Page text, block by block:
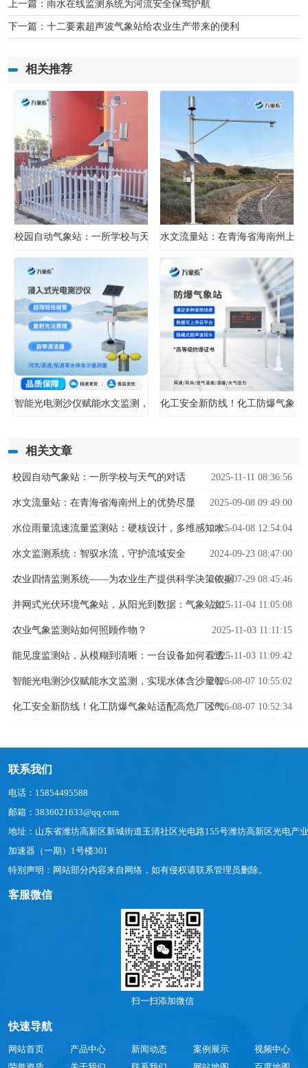
上一篇： 雨水在线监测系统为河流安全保驾护航
下一篇： 十二要素超声波气象站给农业生产带来的便利
相关推荐
校园自动气象站：一所学校与天气的对话水文流量站：在青海省海南州上的
智能光电测沙仪赋能水文监测，实现水体含沙量智能精准管控
化工安全新防线！化工防爆气象
相关文章
校园自动气象站：一所学校与天气的对话 2025-11-11 08:36:56
水文流量站：在青海省海南州上的优势尽显 2025-09-08 09:49:00
水位雨量流速流量监测站：硬核设计，多维感知水文变化
2025-04-08 12:54:04
水文监测系统：智驭水流，守护流域安全 2024-09-23 08:47:00
农业四情监测系统——为农业生产提供科学决策依据2024-07-29 08:45:46
并网式光伏环境气象站，从阳光到数据：气象站如何解码光伏发电密码？
2025-11-04 11:05:08
农业气象监测站如何照顾作物？ 2025-11-03 11:11:15
能见度监测站，从模糊到清晰：一台设备如何看透迷雾中的危险
2025-11-03 11:09:42
智能光电测沙仪赋能水文监测，实现水体含沙量智能精准管控
2026-08-07 10:55:02
化工安全新防线！化工防爆气象站适配高危厂区气象监测
2026-08-07 10:52:34
联系我们
电话：15854495588
邮箱：3836021633@qq.com
地址：山东省潍坊高新区新城街道玉清社区光电路155号潍坊高新区光电产业
加速器（一期）1号楼301
特别声明：网站部分内容来自网络，如有侵权请联系管理员删除。
客服微信
扫一扫添加微信
快速导航
网站首页 产品中心 新闻动态 案例展示
视频中心